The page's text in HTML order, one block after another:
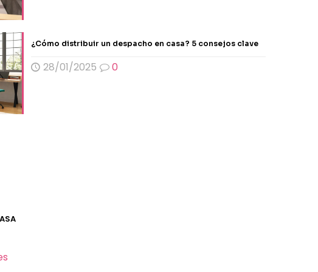
¿Cómo distribuir un despacho en casa? 5 consejos clave
28/01/2025 0